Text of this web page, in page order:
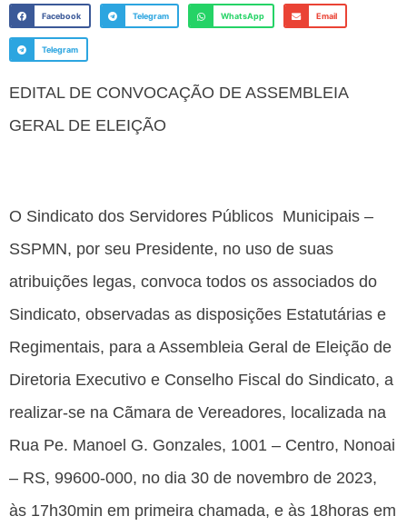
Facebook Telegram WhatsApp Email
Telegram
EDITAL DE CONVOCAÇÃO DE ASSEMBLEIA
GERAL DE ELEIÇÃO
O Sindicato dos Servidores Públicos Municipais –
SSPMN, por seu Presidente, no uso de suas
atribuições legas, convoca todos os associados do
Sindicato, observadas as disposições Estatutárias e
Regimentais, para a Assembleia Geral de Eleição de
Diretoria Executivo e Conselho Fiscal do Sindicato, a
realizar-se na Cãmara de Vereadores, localizada na
Rua Pe. Manoel G. Gonzales, 1001 – Centro, Nonoai
– RS, 99600-000, no dia 30 de novembro de 2023,
às 17h30min em primeira chamada, e às 18horas em